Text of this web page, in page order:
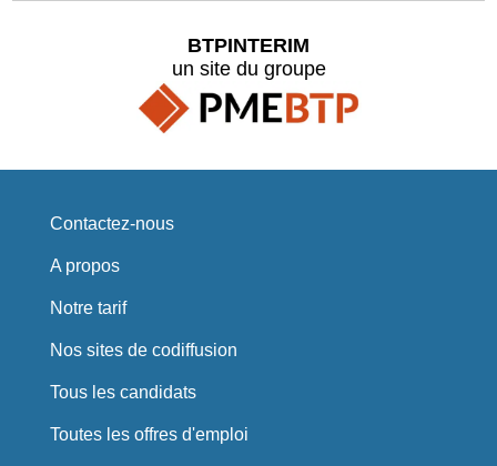
BTPINTERIM
un site du groupe
Contactez-nous
A propos
Notre tarif
Nos sites de codiffusion
Tous les candidats
Toutes les offres d'emploi